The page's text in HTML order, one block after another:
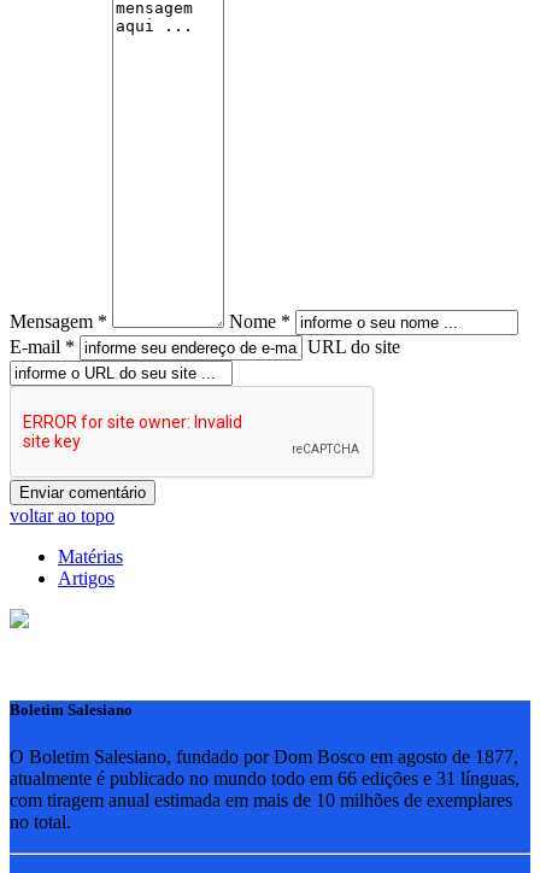
Mensagem *
Nome *
E-mail *
URL do site
voltar ao topo
Matérias
Artigos
Boletim Salesiano
O Boletim Salesiano, fundado por Dom Bosco em agosto de 1877,
atualmente é publicado no mundo todo em 66 edições e 31 línguas,
com tiragem anual estimada em mais de 10 milhões de exemplares
no total.